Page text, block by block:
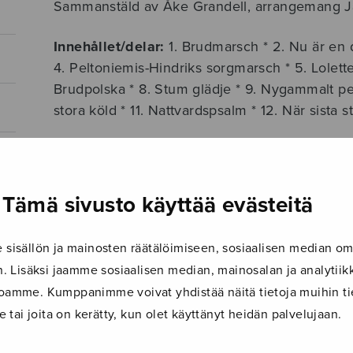
Tämä sivusto käyttää evästeitä
sisällön ja mainosten räätälöimiseen, sosiaalisen median
Lisäksi jaamme sosiaalisen median, mainosalan ja
Kumppanimme voivat yhdistää näitä tietoja muihin
tai joita on kerätty, kun olet käyttänyt heidän palvelujaan.
Sammanstäld av Åke Grandell, arrangemang
Innehållet/delar: 1. Brudmarsch * 2. Nu är
4. Peltoniemis-Hindriks sorgmarsch * 5.
Brudpolska * 8. Stum glädje * 9. Nygammalt
stora köld * 11. Nattvardspsalm * 12. När sista
Säveltäjä
Grandell Åke
Sovittaja
Hellberg Jan